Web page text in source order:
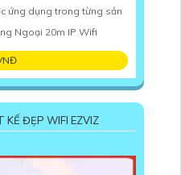
ứng dụng trong từng sản
Ngoại 20m IP Wifi
KẾ ĐẸP WIFI EZVIZ